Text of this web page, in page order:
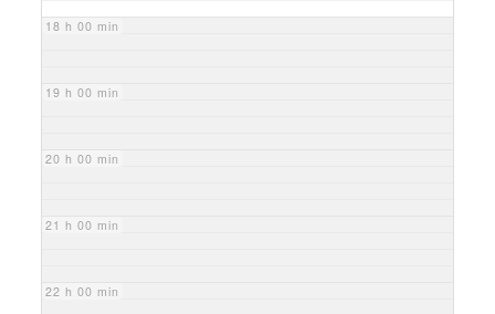
18 h 00 min
19 h 00 min
20 h 00 min
21 h 00 min
22 h 00 min